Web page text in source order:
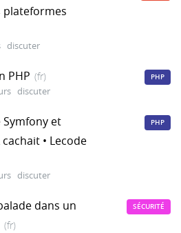
plateformes
discuter
PHP (fr)
discuter
PHP
Symfony et
• Lecode
discuter
PHP
dans un
(fr)
SÉCURITÉ